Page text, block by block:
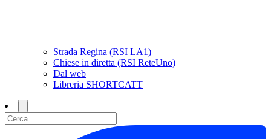
Strada Regina (RSI LA1)
Chiese in diretta (RSI ReteUno)
Dal web
Libreria SHORTCATT